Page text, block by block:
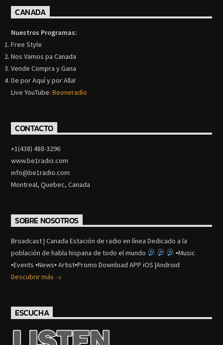
CANADA
Nuestros Programas:
Free Style
Nos Vamos pa Canada
Vende Compra y Gana
De por Aquí y por Alla!
Live YouTube:Beoneradio
CONTACTO
+1(438) 488-3296
www.be1radio.com
info@be1radio.com
Montreal, Quebec, Canada
SOBRE NOSOTROS
Broadcast | Canada Estación de radio en línea Dedicado a la
población de habla hispana de todo el mundo
▪Music
▪Events ▪News▪ Artist▪Promo Download APP iOS |Android
Descubrir más
ESCUCHA